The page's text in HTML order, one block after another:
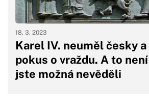
Karel IV. neuměl česky
pokus o vraždu. A to
jste možná nevěděli
18. 3. 2023